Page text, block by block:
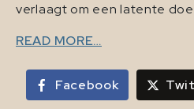
verlaagt om een latente
READ MORE…
Facebook